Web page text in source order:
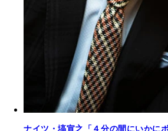
ナイツ・塙宣之「４分の間にいかに